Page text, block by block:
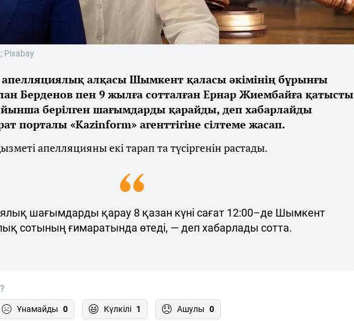
Pixabay
алқасы Шымкент қаласы әкімінің бұрынғы
Берденов пен 9 жылға сотталған Ернар Жиембайға қатысты
берілген шағымдарды қарайды, деп хабарлайды
порталы «Kazinform» агенттігіне сілтеме жасап.
апелляцияны екі тарап та түсіргенін растады.
шағымдарды қарау 8 қазан күні сағат 12:00–де Шымкент
сотының ғимаратында өтеді, — деп хабарлады сотта.
Ұнамайды 0 Күлкілі 1 Ашулы 0